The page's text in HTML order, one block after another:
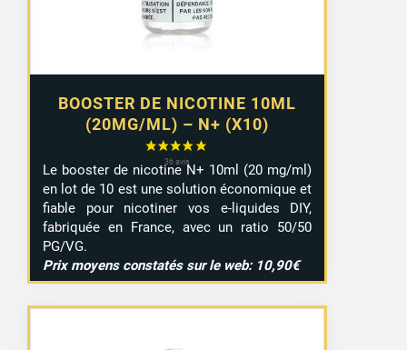
BOOSTER DE NICOTINE 10ML
(20MG/ML) – N+ (X10)
9,29 €
Le booster de nicotine N+ 10ml (20 mg/ml)
en lot de 10 est une solution économique et
fiable pour nicotiner vos e-liquides DIY,
fabriquée en France, avec un ratio 50/50
PG/VG.
Prix moyens constatés sur le web: 10,90€